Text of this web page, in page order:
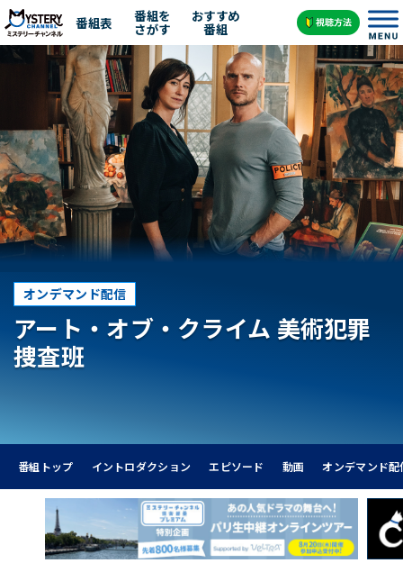
番組表 番組を
さがす
おすすめ
番組
オンデマンド配信
アート・オブ・クライム 美術犯罪
捜査班
番組トップ イントロダクション エピソード 動画 オンデマンド配